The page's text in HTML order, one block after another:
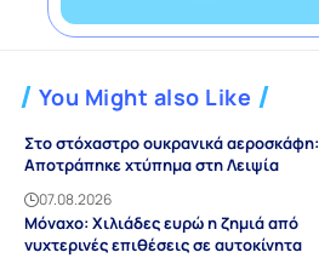
You Might also Like
Στο στόχαστρο ουκρανικά αεροσκάφη:
Αποτράπηκε χτύπημα στη Λειψία
07.08.2026
Μόναχο: Χιλιάδες ευρώ η ζημιά από
νυχτερινές επιθέσεις σε αυτοκίνητα